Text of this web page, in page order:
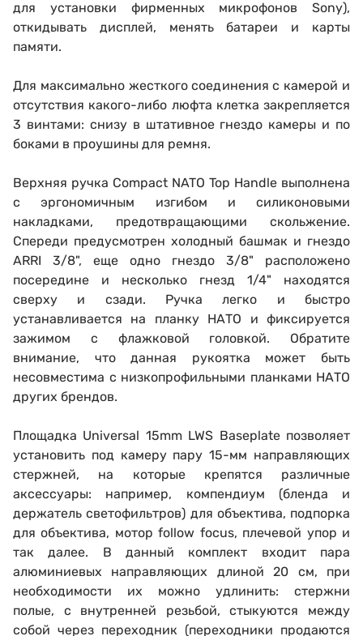
для установки фирменных микрофонов Sony),
откидывать дисплей, менять батареи и карты
памяти.
Для максимально жесткого соединения с камерой и
отсутствия какого-либо люфта клетка закрепляется
3 винтами: снизу в штативное гнездо камеры и по
боками в проушины для ремня.
Верхняя ручка Compact NATO Top Handle выполнена
с эргономичным изгибом и силиконовыми
накладками, предотвращающими скольжение.
Спереди предусмотрен холодный башмак и гнездо
ARRI 3/8", еще одно гнездо 3/8" расположено
посередине и несколько гнезд 1/4" находятся
сверху и сзади. Ручка легко и быстро
устанавливается на планку НАТО и фиксируется
зажимом с флажковой головкой. Обратите
внимание, что данная рукоятка может быть
несовместима с низкопрофильными планками НАТО
других брендов.
Площадка Universal 15mm LWS Baseplate позволяет
установить под камеру пару 15-мм направляющих
стержней, на которые крепятся различные
аксессуары: например, компендиум (бленда и
держатель светофильтров) для объектива, подпорка
для объектива, мотор follow focus, плечевой упор и
так далее. В данный комплект входит пара
алюминиевых направляющих длиной 20 см, при
необходимости их можно удлинить: стержни
полые, с внутренней резьбой, стыкуются между
собой через переходник (переходники продаются